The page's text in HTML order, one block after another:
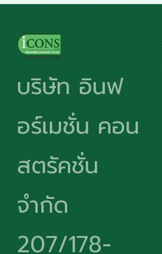
บริษัท อินฟ
อร์เมชั่น คอน
สตรัคชั่น
จำกัด
207/178-